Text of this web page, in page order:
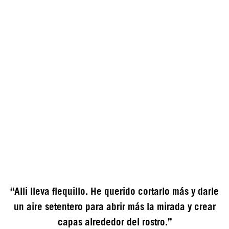
“Alli lleva flequillo. He querido cortarlo más y darle
un aire setentero para abrir más la mirada y crear
capas alrededor del rostro.”